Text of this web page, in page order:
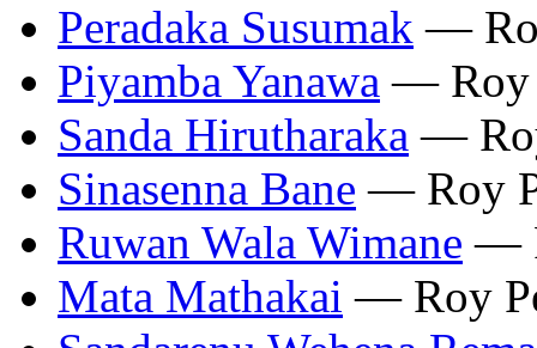
Peradaka Susumak —
Piyamba Yanawa — Roy
Sanda Hirutharaka —
Sinasenna Bane — Roy
Ruwan Wala Wimane —
Mata Mathakai — Roy